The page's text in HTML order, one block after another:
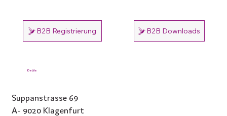
B2B Registrierung B2B Downloads
DeLila
Suppanstrasse 69
A- 9020 Klagenfurt